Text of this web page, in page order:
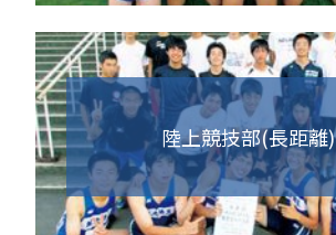
陸上競技部(長距離)